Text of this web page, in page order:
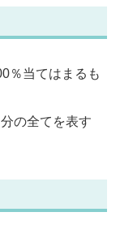
％当てはまるも
の全てを表す